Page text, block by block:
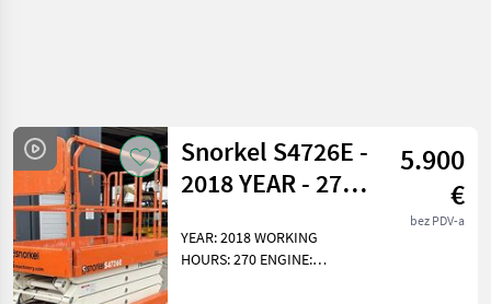
Snorkel S4726E -
2018 YEAR - 270
5.900
€
bez PDV-a
YEAR: 2018 WORKING
HOURS: 270 ENGINE: